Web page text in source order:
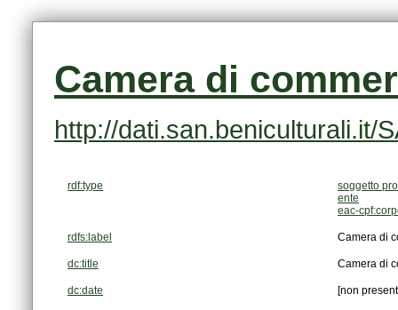
Camera di
http://dati.san.beniculturali.it/
rdf:type
soggetto
ente
eac-
rdfs:label Camera di
dc:title Camera di
dc:date [non